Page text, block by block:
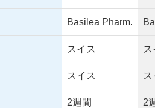
Basilea Pharm.
スイス ス
スイス ス
2週間 2